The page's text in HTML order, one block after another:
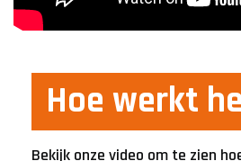
Hoe werkt
Bekijk onze video om te zien